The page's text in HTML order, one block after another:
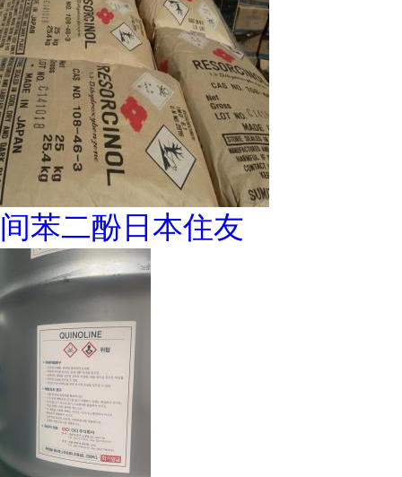
间苯二酚日本住友